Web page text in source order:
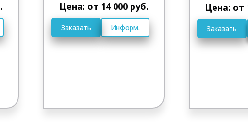
Цена: от 14 000 руб.
Заказать Информ.
Цена: от
Заказать